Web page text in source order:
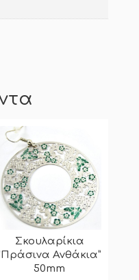
Σκουλαρίκια
Ανθάκια”
50mm